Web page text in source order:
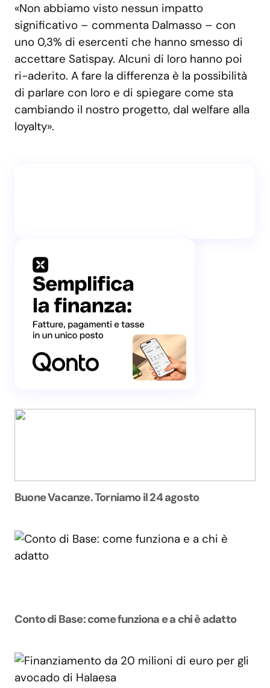
«Non abbiamo visto nessun impatto
significativo – commenta Dalmasso – con
uno 0,3% di esercenti che hanno smesso di
accettare Satispay. Alcuni di loro hanno poi
ri-aderito. A fare la differenza è la possibilità
di parlare con loro e di spiegare come sta
cambiando il nostro progetto, dal welfare alla
loyalty».
Buone Vacanze. Torniamo il 24 agosto
Conto di Base: come funziona e a chi è adatto